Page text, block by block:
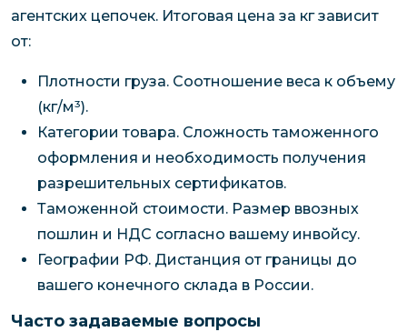
агентских цепочек. Итоговая цена за кг зависит
от:
Плотности груза. Соотношение веса к объему
(кг/м³).
Категории товара. Сложность таможенного
оформления и необходимость получения
разрешительных сертификатов.
Таможенной стоимости. Размер ввозных
пошлин и НДС согласно вашему инвойсу.
Географии РФ. Дистанция от границы до
вашего конечного склада в России.
Часто задаваемые вопросы